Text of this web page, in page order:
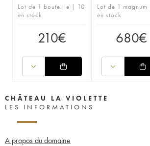
Lot de 1 bouteille | 10
en stock
210€
Lot de 1
en stock
680€
CHÂTEAU LA VIOLETTE
LES INFORMATIONS
A propos du domaine